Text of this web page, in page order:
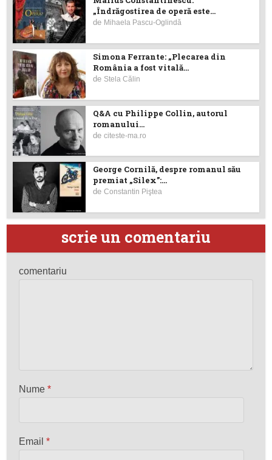
„Îndrăgostirea de operă este...
de Mihaela Pascu-Oglindă
Simona Ferrante: „Plecarea din
România a fost vitală...
de Stela Călin
Q&A cu Philippe Collin, autorul
romanului...
deciteste-ma.ro
George Cornilă, despre romanul său
premiat „Silex”:...
deConstantin Piştea
scrie un comentariu
comentariu
Nume*
Email*